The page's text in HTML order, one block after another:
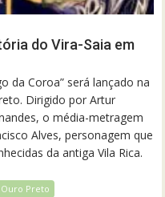
do Vira-Saia em
da Coroa” será lançado na
Dirigido por Artur
o média-metragem
Alves, personagem que
da antiga Vila Rica.
Ouro Preto